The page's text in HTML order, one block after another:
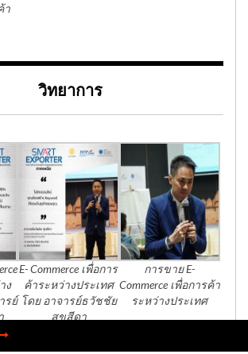
า
วิทยาการ
ง
รย์
E- Commerce เพื่อการ
ค้าระหว่างประเทศ
โดย อาจารย์ธวัชชัย
สุขสีดา
การขาย E-
Commerce เพื่อการค้า
ระหว่างประเทศ